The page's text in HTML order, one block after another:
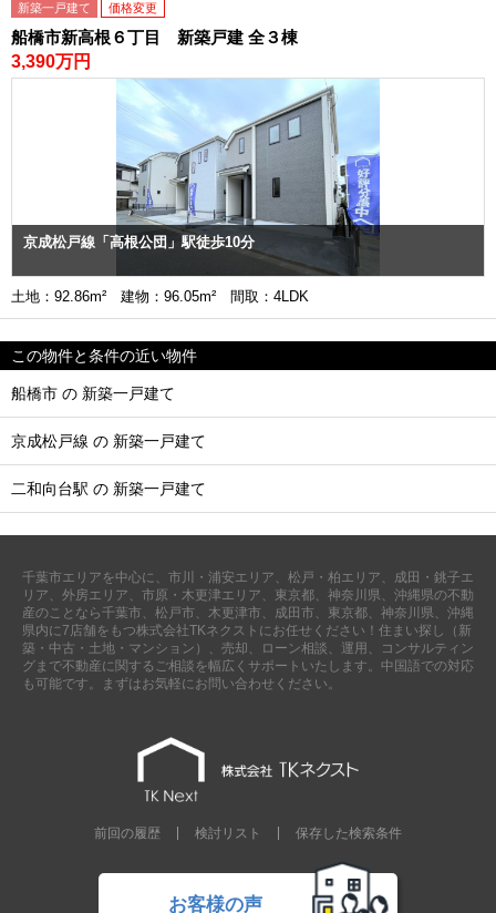
新築一戸建て 価格変更
船橋市新高根６丁目 新築戸建 全３棟
3,390万円
京成松戸線「高根公団」駅徒歩10分
土地：92.86m² 建物：96.05m² 間取：4LDK
この物件と条件の近い物件
船橋市 の 新築一戸建て
京成松戸線 の 新築一戸建て
二和向台駅 の 新築一戸建て
千葉市エリアを中心に、市川・浦安エリア、松戸・柏エリア、成田・銚子エ
リア、外房エリア、市原・木更津エリア、東京都、神奈川県、沖縄県の不動
産のことなら千葉市、松戸市、木更津市、成田市、東京都、神奈川県、沖縄
県内に7店舗をもつ株式会社TKネクストにお任せください！住まい探し（新
築・中古・土地・マンション）、売却、ローン相談、運用、コンサルティン
グまで不動産に関するご相談を幅広くサポートいたします。中国語での対応
も可能です。まずはお気軽にお問い合わせください。
前回の履歴 検討リスト 保存した検索条件
お客様の声